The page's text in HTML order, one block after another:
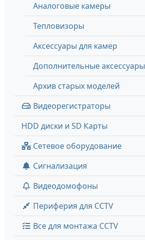
Аналоговые камеры
Тепловизоры
Аксессуары для камер
Дополнительные аксессуары
Архив старых моделей
Видеорегистраторы
HDD диски и SD Карты
Сетевое оборудование
Сигнализация
Видеодомофоны
Периферия для CCTV
Все для монтажа CCTV